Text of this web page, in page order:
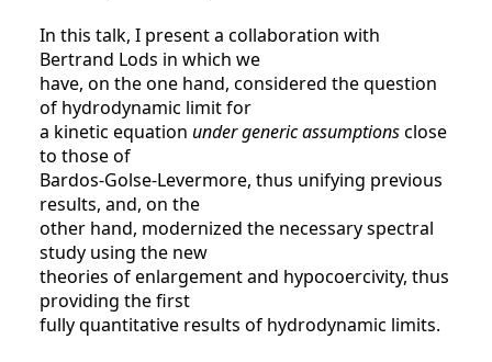
In this talk, I present a collaboration with
Bertrand Lods in which we
have, on the one hand, considered the question
of hydrodynamic limit for
a kinetic equation under generic assumptionsclose
to those of
Bardos-Golse-Levermore, thus unifying previous
results, and, on the
other hand, modernized the necessary spectral
study using the new
theories of enlargement and hypocoercivity, thus
providing the first
fully quantitative results of hydrodynamic limits.